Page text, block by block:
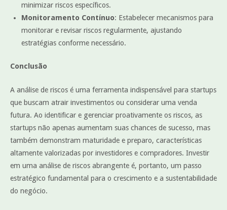
minimizar riscos específicos.
Monitoramento Contínuo: Estabelecer mecanismos para
monitorar e revisar riscos regularmente, ajustando
estratégias conforme necessário.
Conclusão
A análise de riscos é uma ferramenta indispensável para startups
que buscam atrair investimentos ou considerar uma venda
futura. Ao identificar e gerenciar proativamente os riscos, as
startups não apenas aumentam suas chances de sucesso, mas
também demonstram maturidade e preparo, características
altamente valorizadas por investidores e compradores. Investir
em uma análise de riscos abrangente é, portanto, um passo
estratégico fundamental para o crescimento e a sustentabilidade
do negócio.